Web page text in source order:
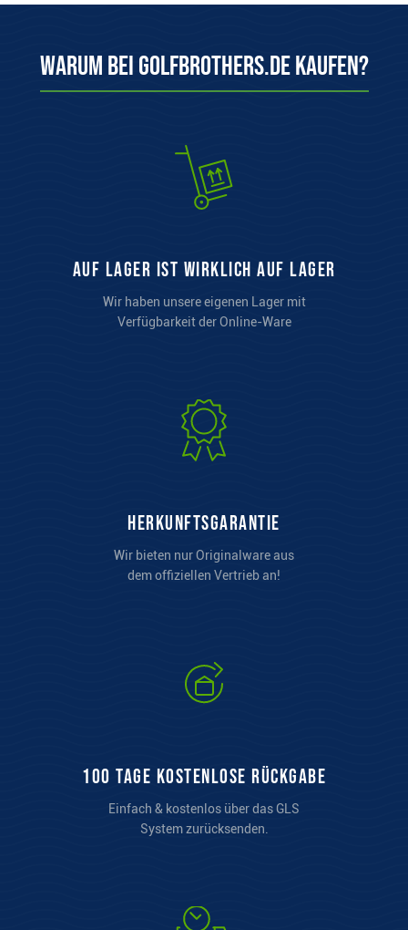
Warum bei Golfbrothers.de kaufen?
auf Lager ist wirklich auf Lager
Wir haben unsere eigenen Lager mit
Verfügbarkeit der Online-Ware
Herkunftsgarantie
Wir bieten nur Originalware aus
dem offiziellen Vertrieb an!
100 Tage kostenlose Rückgabe
Einfach & kostenlos über das GLS
System zurücksenden.